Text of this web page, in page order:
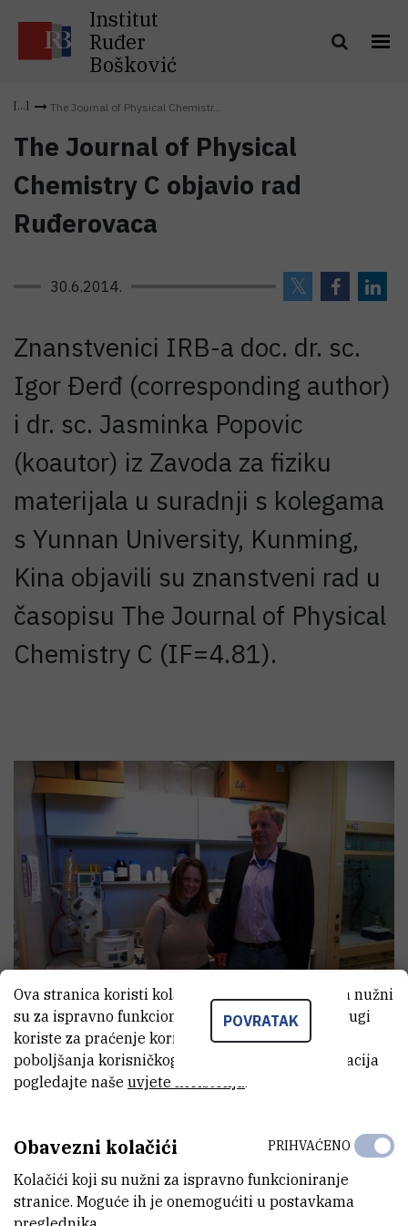
Institut
Ruđer
Bošković
The Journal of Physical Chemistr...
The Journal of Physical
Chemistry C objavio rad
Ruđerovaca
30.6.2014.
Znanstvenici IRB-a doc. dr. sc.
Igor Đerđ (corresponding author)
i dr. sc. Jasminka Popovic
(koautor) iz Zavoda za fiziku
materijala u suradnji s kolegama
s Yunnan University, Kunming,
Kina objavili su znanstveni rad u
časopisu The Journal of Physical
Chemistry C (IF=4.81).
Rad pod naslovom 'Novel Mixed Phase SnO2 nanorods assembled
SnO2 u formi nanoštapića te njegovu primjenu kao aktivnog
elementa u senzorima para izopropanola, acetona, fomaldehida i
alkohola.
POVRATAK
Ova stranica koristi kolačiće. Neki od tih kolačića nužni
su za ispravno funkcioniranje stranice, dok se drugi
koriste za praćenje korištenja stranice radi
poboljšanja korisničkog iskustva. Za više informacija
pogledajte naše uvjete korištenja
Obavezni kolačići
Kolačići koji su nužni za ispravno funkcioniranje
stranice. Moguće ih je onemogućiti u postavkama
PRIHVAĆENO